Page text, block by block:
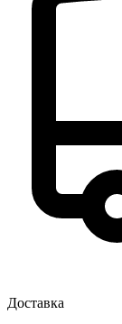
Доставка